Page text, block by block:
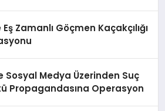
Eş Zamanlı Göçmen Kaçakçılığı
Sosyal Medya Üzerinden Suç
Propagandasına Operasyon